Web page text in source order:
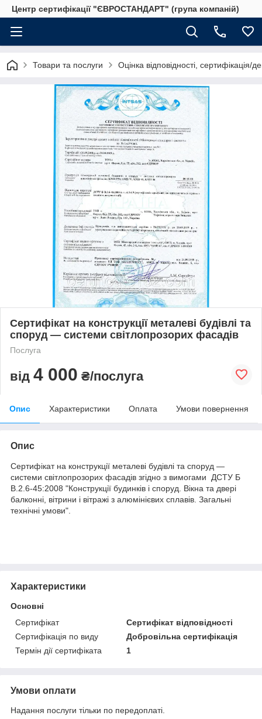
Центр сертифікації "ЄВРОСТАНДАРТ" (група компаній)
Товари та послуги Оцінка відповідності, сертифікація/
Сертифікат на конструкції металеві будівлі та
споруд — системи світлопрозорих фасадів
Послуга
від 4 000 ₴/послуга
Опис Характеристики Оплата Умови повернення
Опис
Сертифікат на конструкції металеві будівлі та споруд —
системи світлопрозорих фасадів згідно з вимогами ДСТУ Б
В.2.6-45:2008 "Конструкції будинків і споруд. Вікна та двері
балконні, вітрини і вітражі з алюмінієвих сплавів. Загальні
технічні умови".
Характеристики
Основні
Сертифікат
Сертифікат відповідності
Сертифікація по виду
Добровільна сертифікація
Термін дії сертифіката
1
Умови оплати
Надання послуги тільки по передоплаті.